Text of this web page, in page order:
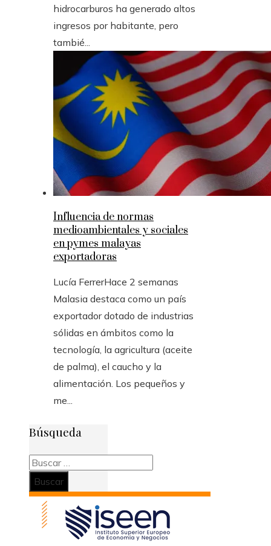
hidrocarburos ha generado altos
ingresos por habitante, pero
tambié...
Influencia de normas
medioambientales y sociales
en pymes malayas
exportadoras
Lucía FerrerHace 2 semanas
Malasia destaca como un país
exportador dotado de industrias
sólidas en ámbitos como la
tecnología, la agricultura (aceite
de palma), el caucho y la
alimentación. Los pequeños y
me...
Búsqueda
Buscar: